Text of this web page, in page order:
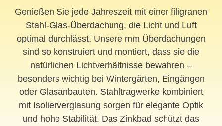
Genießen Sie jede Jahreszeit mit einer filigranen
Stahl-Glas-Überdachung, die Licht und Luft
optimal durchlässt. Unsere mm Überdachungen
sind so konstruiert und montiert, dass sie die
natürlichen Lichtverhältnisse bewahren –
besonders wichtig bei Wintergärten, Eingängen
oder Glasanbauten. Stahltragwerke kombiniert
mit Isolierverglasung sorgen für elegante Optik
und hohe Stabilität. Das Zinkbad schützt das